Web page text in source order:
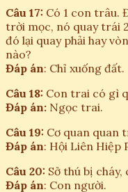
Câu 17: Có 1 con trâu.
trời mọc, nó quay trái
đó lại quay phải hay
nào?
Đáp án: Chỉ xuống đất.
Câu 18: Con trai có gì
Đáp án: Ngọc trai.
Câu 19: Cơ quan quan
Đáp án: Hội Liên Hiệp
Câu 20: Sở thú bị
Đáp án: Con người.